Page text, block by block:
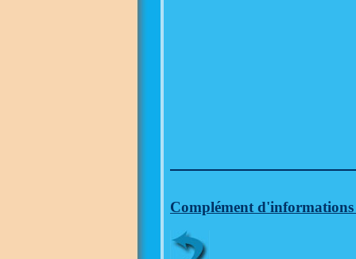
Complément